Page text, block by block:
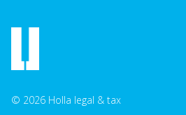
© 2026 Holla legal & tax